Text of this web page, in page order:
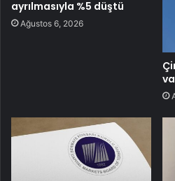
ayrılmasıyla %5 düştü
Ağustos 6, 2026